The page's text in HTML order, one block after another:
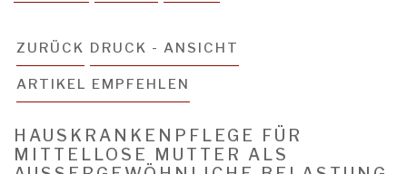
ZURÜCK DRUCK - ANSICHT
ARTIKEL EMPFEHLEN
HAUSKRANKENPFLEGE FÜR
MITTELLOSE MUTTER ALS